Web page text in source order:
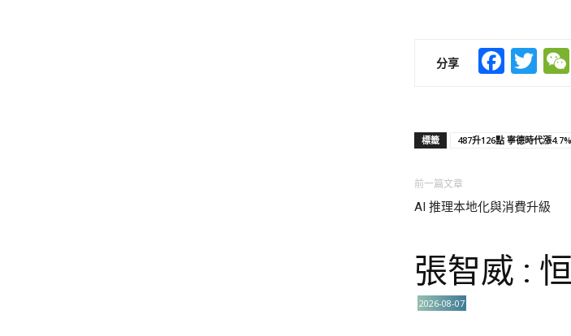
分享
標籤 487升126點 寧德時代漲
前一篇文章
AI 推理本地化與消費升級
張智威 :
2026-08-07